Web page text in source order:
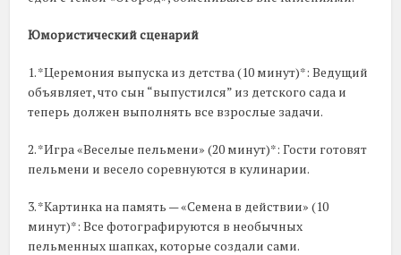
Юмористический сценарий
1. *Церемония выпуска из детства (10 минут)*: Ведущий
объявляет, что сын “выпустился” из детского сада и
теперь должен выполнять все взрослые задачи.
2. *Игра «Веселые пельмени» (20 минут)*: Гости готовят
пельмени и весело соревнуются в кулинарии.
3. *Картинка на память — «Семена в действии» (10
минут)*: Все фотографируются в необычных
пельменных шапках, которые создали сами.